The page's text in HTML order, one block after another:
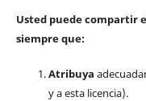
Usted puede compartir
siempre que:
Atribuya
y a esta licencia).